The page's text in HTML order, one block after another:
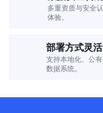
多重资质与安全
体验。
部署方式灵活
支持本地化、公
数据系统。